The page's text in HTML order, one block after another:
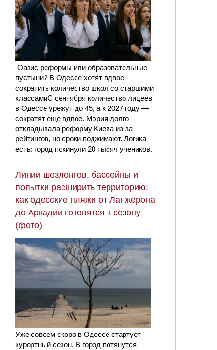
Оазис реформы или образовательные
пустыни? В Одессе хотят вдвое
сократить количество школ со старшими
классамиС сентября количество лицеев
в Одессе урежут до 45, а к 2027 году —
сократят еще вдвое. Мэрия долго
откладывала реформу Киева из-за
рейтингов, но сроки поджимают. Логика
есть: город покинули 20 тысяч учеников.
Линии шезлонгов, бассейны и
попытки расширить территорию:
как одесские пляжи от Ланжерона
до Аркадии готовятся к сезону
(фото)
Уже совсем скоро в Одессе стартует
курортный сезон. В город потянутся